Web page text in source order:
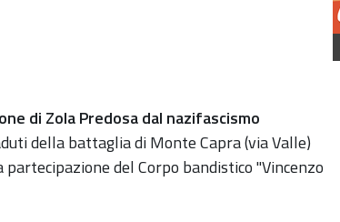
di Zola Predosa dal nazifascismo
della battaglia di Monte Capra (via Valle)
del Corpo bandistico "Vincenzo